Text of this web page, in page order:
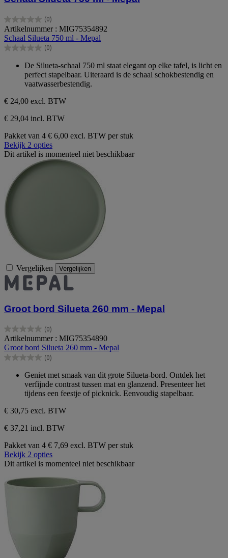
(0)
0.0
van
de
5
Artikelnummer : MIG75354892
Schaal Silueta 750 ml - Mepal
(0)
0.0
sterren.
De Silueta-schaal 750 ml staat elegant op elke tafel, is licht en
perfect stapelbaar. Uiteraard is de schaal schokbestendig en
vaatwasserbestendig.
€ 24,00 excl. BTW
€ 29,04 incl. BTW
Pakket van 4 € 6,00 excl. BTW per stuk
Bekijk 2 opties
Dit artikel is momenteel niet beschikbaar
Vergelijken Vergelijken
Groot bord Silueta 260 mm - Mepal
(0)
0.0
van
de
5
Artikelnummer : MIG75354890
Groot bord Silueta 260 mm - Mepal
(0)
0.0
sterren.
Geniet met smaak van dit grote Silueta-bord. Ontdek het
verfijnde contrast tussen mat en glanzend. Presenteer het
tijdens een feestje of picknick. Eenvoudig stapelbaar.
€ 30,75 excl. BTW
€ 37,21 incl. BTW
Pakket van 4 € 7,69 excl. BTW per stuk
Bekijk 2 opties
Dit artikel is momenteel niet beschikbaar